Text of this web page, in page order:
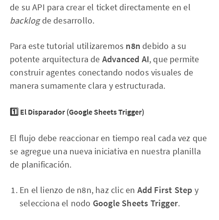
de su API para crear el ticket directamente en el
backlogde desarrollo.
Para este tutorial utilizaremos n8n debido a su
potente arquitectura de Advanced AI, que permite
construir agentes conectando nodos visuales de
manera sumamente clara y estructurada.
1️⃣ El Disparador (Google Sheets Trigger)
El flujo debe reaccionar en tiempo real cada vez que
se agregue una nueva iniciativa en nuestra planilla
de planificación.
En el lienzo de n8n, haz clic en Add First Step y
selecciona el nodo Google Sheets Trigger.